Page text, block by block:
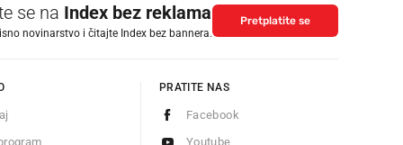
se na Index bez reklama
novinarstvo i čitajte Index bez bannera.
Pretplatite se
PRATITE NAS
Facebook
Youtube